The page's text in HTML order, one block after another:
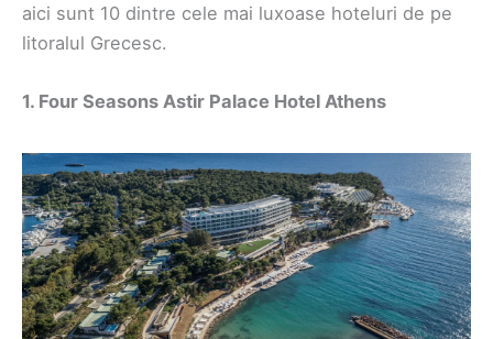
aici sunt 10 dintre cele mai luxoase hoteluri de pe
litoralul Grecesc.
1. Four Seasons Astir Palace Hotel Athens